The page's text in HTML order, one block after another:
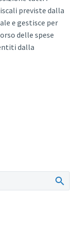
previste dalla
e gestisce per
delle spese
dalla